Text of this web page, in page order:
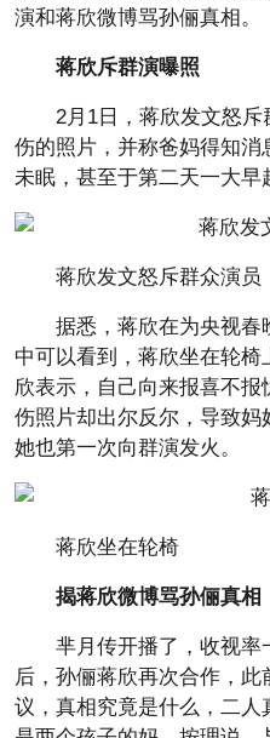
演和蒋欣微博骂孙俪真相。
蒋欣斥群演曝照
2月1日，蒋欣发文怒
伤的照片，并称爸妈得知
未眠，甚至于第二天一大早
蒋欣发文怒斥群众演员
据悉，蒋欣在为央视
中可以看到，蒋欣坐在轮
欣表示，自己向来报喜不
伤照片却出尔反尔，导致
她也第一次向群演发火。
蒋欣坐在轮椅
揭蒋欣微博骂孙俪真相
芈月传开播了，收视率
后，孙俪蒋欣再次合作，
议，真相究竟是什么，二